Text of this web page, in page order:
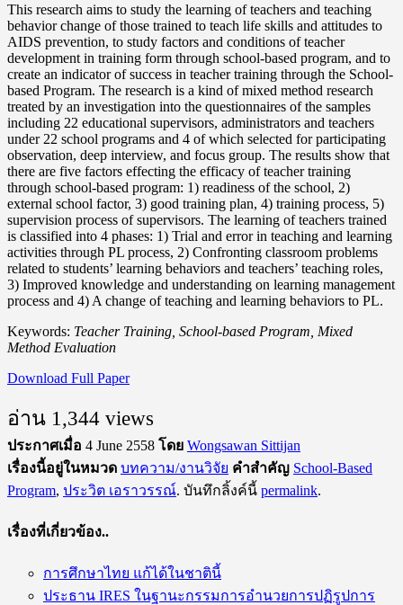
This research aims to study the learning of teachers and teaching
behavior change of those trained to teach life skills and attitudes to
AIDS prevention, to study factors and conditions of teacher
development in training form through school-based program, and to
create an indicator of success in teacher training through the School-
based Program. The research is a kind of mixed method research
treated by an investigation into the questionnaires of the samples
including 22 educational supervisors, administrators and teachers
under 22 school programs and 4 of which selected for participating
observation, deep interview, and focus group. The results show that
there are five factors effecting the efficacy of teacher training
through school-based program: 1) readiness of the school, 2)
external school factor, 3) good training plan, 4) training process, 5)
supervision process of supervisors. The learning of teachers trained
is classified into 4 phases: 1) Trial and error in teaching and learning
activities through PL process, 2) Confronting classroom problems
related to students’ learning behaviors and teachers’ teaching roles,
3) Improved knowledge and understanding on learning management
process and 4) A change of teaching and learning behaviors to PL.
Keywords: Teacher Training, School-based Program, Mixed
Method Evaluation
Download Full Paper
อ่าน 1,344 views
ประกาศเมื่อ 4 June 2558 โดย Wongsawan Sittijan
เรื่องนี้อยู่ในหมวด บทความ/งานวิจัย คำสำคัญ School-Based
Program, ประวิต เอราวรรณ์. บันทึกลิ้งค์นี้ permalink.
เรื่องที่เกี่ยวข้อง..
การศึกษาไทย แก้ได้ในชาตินี้
ประธาน IRES ในฐานะกรรมการอำนวยการปฏิรูปการ